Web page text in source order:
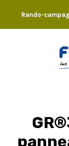
content
Rando-